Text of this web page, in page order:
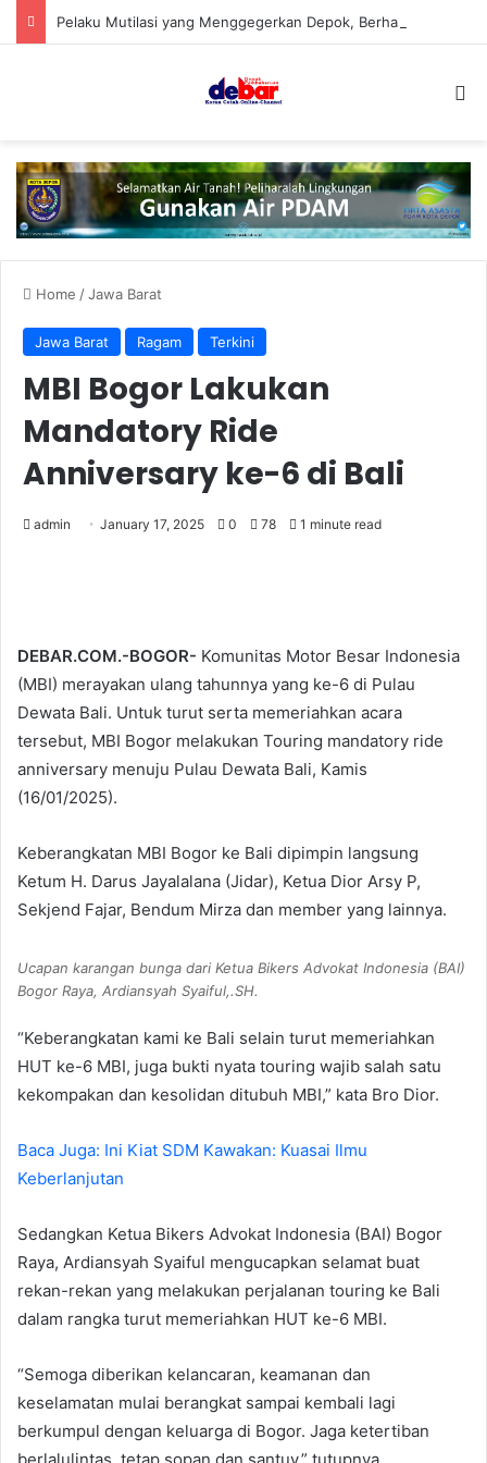
Home /Jawa Barat
Jawa Barat Ragam Terkini
MBI Bogor Lakukan
Mandatory Ride
Anniversary ke-6 di Bali
admin January 17, 2025 0 78 1 minute read
DEBAR.COM.-BOGOR- Komunitas Motor Besar Indonesia
(MBI) merayakan ulang tahunnya yang ke-6 di Pulau
Dewata Bali. Untuk turut serta memeriahkan acara
tersebut, MBI Bogor melakukan Touring mandatory ride
anniversary menuju Pulau Dewata Bali, Kamis
(16/01/2025).
Keberangkatan MBI Bogor ke Bali dipimpin langsung
Ketum H. Darus Jayalalana (Jidar), Ketua Dior Arsy P,
Sekjend Fajar, Bendum Mirza dan member yang lainnya.
Ucapan karangan bunga dari Ketua Bikers Advokat Indonesia (BAI)
Bogor Raya, Ardiansyah Syaiful,.SH.
“Keberangkatan kami ke Bali selain turut memeriahkan
HUT ke-6 MBI, juga bukti nyata touring wajib salah satu
kekompakan dan kesolidan ditubuh MBI,” kata Bro Dior.
Baca Juga: Ini Kiat SDM Kawakan: Kuasai Ilmu
Keberlanjutan
Sedangkan Ketua Bikers Advokat Indonesia (BAI) Bogor
Raya, Ardiansyah Syaiful mengucapkan selamat buat
rekan-rekan yang melakukan perjalanan touring ke Bali
dalam rangka turut memeriahkan HUT ke-6 MBI.
“Semoga diberikan kelancaran, keamanan dan
keselamatan mulai berangkat sampai kembali lagi
berkumpul dengan keluarga di Bogor. Jaga ketertiban
berlalulintas, tetap sopan dan santuy,” tutupnya.